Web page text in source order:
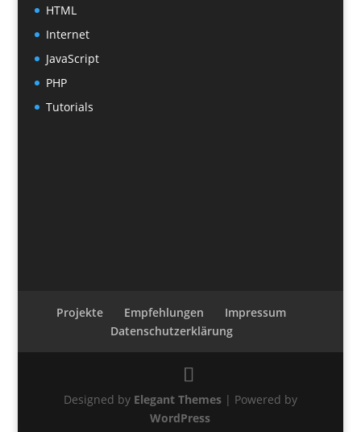
HTML
Internet
JavaScript
PHP
Tutorials
Projekte Empfehlungen
Impressum
Datenschutzerklärung
Designed by Elegant Themes| Powered by
WordPress